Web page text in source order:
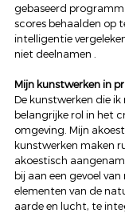
gebaseerd
scores behaalden op
intelligentie
niet deelnamen .
Mijn kunstwerken in
De kunstwerken die ik
belangrijke rol in het
omgeving. Mijn
kunstwerken maken
akoestisch
bij aan een gevoel
elementen van de
aarde en lucht, te